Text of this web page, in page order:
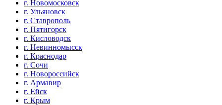
г. Новомосковск
г. Ульяновск
г. Ставрополь
г. Пятигорск
г. Кисловодск
г. Невинномысск
г. Краснодар
г. Сочи
г. Новороссийск
г. Армавир
г. Ейск
г. Крым